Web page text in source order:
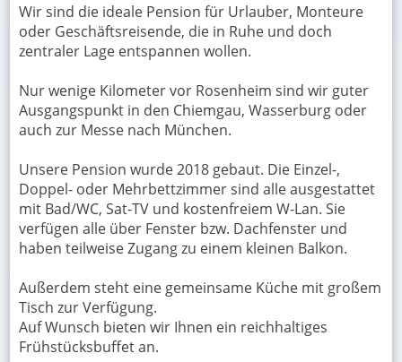
Wir sind die ideale Pension für Urlauber, Monteure
oder Geschäftsreisende, die in Ruhe und doch
zentraler Lage entspannen wollen.
Nur wenige Kilometer vor Rosenheim sind wir guter
Ausgangspunkt in den Chiemgau, Wasserburg oder
auch zur Messe nach München.
Unsere Pension wurde 2018 gebaut. Die Einzel-,
Doppel- oder Mehrbettzimmer sind alle ausgestattet
mit Bad/WC, Sat-TV und kostenfreiem W-Lan. Sie
verfügen alle über Fenster bzw. Dachfenster und
haben teilweise Zugang zu einem kleinen Balkon.
Außerdem steht eine gemeinsame Küche mit großem
Tisch zur Verfügung.
Auf Wunsch bieten wir Ihnen ein reichhaltiges
Frühstücksbuffet an.